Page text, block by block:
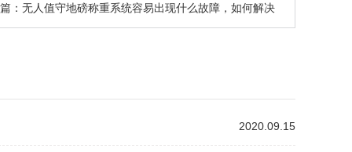
：无人值守地磅称重系统容易出现什么故障，如何解决
2020.09.15